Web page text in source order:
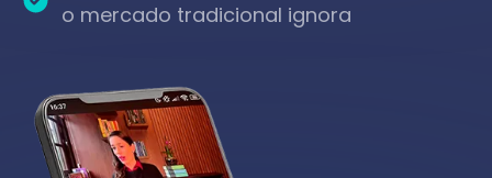
o mercado tradicional ignora